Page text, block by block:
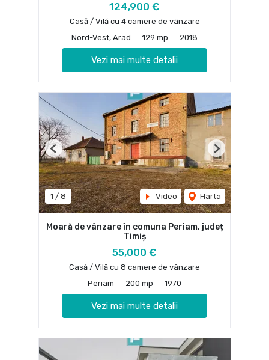
124,900 €
Casă / Vilă cu 4 camere de vânzare
Nord-Vest, Arad
129 mp 2018
Vezi mai multe detalii
1 / 8 Video Harta
Previous Next
Moară de vânzare în comuna Periam, județ
Timiș
55,000 €
Casă / Vilă cu 8 camere de vânzare
Periam
200 mp 1970
Vezi mai multe detalii